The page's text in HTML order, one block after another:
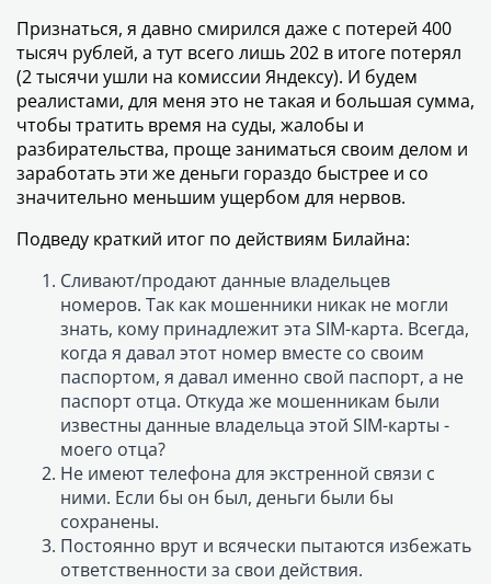
Признаться, я давно смирился даже с потерей 400
тысяч рублей, а тут всего лишь 202 в итоге потерял
(2 тысячи ушли на комиссии Яндексу). И будем
реалистами, для меня это не такая и большая сумма,
чтобы тратить время на суды, жалобы и
разбирательства, проще заниматься своим делом и
заработать эти же деньги гораздо быстрее и со
значительно меньшим ущербом для нервов.
Подведу краткий итог по действиям Билайна:
Сливают/продают данные владельцев
номеров. Так как мошенники никак не могли
знать, кому принадлежит эта SIM-карта. Всегда,
когда я давал этот номер вместе со своим
паспортом, я давал именно свой паспорт, а не
паспорт отца. Откуда же мошенникам были
известны данные владельца этой SIM-карты -
моего отца?
Не имеют телефона для экстренной связи с
ними. Если бы он был, деньги были бы
сохранены.
Постоянно врут и всячески пытаются избежать
ответственности за свои действия.